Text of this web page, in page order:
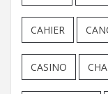
CAHIER
CASINO